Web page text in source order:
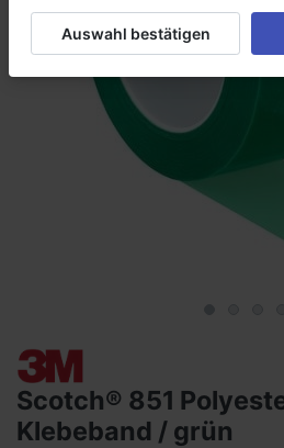
Scotch® 851
Klebeband / grün
Auswahl bestätigen